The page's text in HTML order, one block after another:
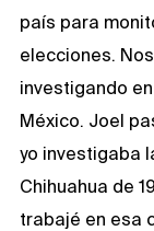
país para
elecciones.
investigando
México. Joel
yo investigaba
Chihuahua de
trabajé en esa